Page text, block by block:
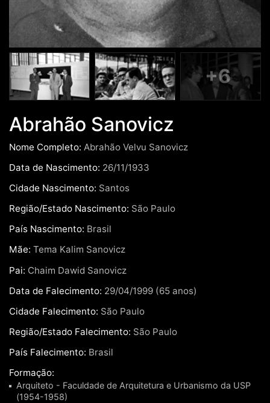
+6
Abrahão Sanovicz
Nome Completo: Abrahão Velvu Sanovicz
Data de Nascimento: 26/11/1933
Cidade Nascimento: Santos
Região/Estado Nascimento: São Paulo
País Nascimento: Brasil
Mãe: Tema Kalim Sanovicz
Pai: Chaim Dawid Sanovicz
Data de Falecimento: 29/04/1999 (65 anos)
Cidade Falecimento: São Paulo
Região/Estado Falecimento: São Paulo
País Falecimento: Brasil
Formação:
Arquiteto - Faculdade de Arquitetura e Urbanismo da USP
(1954-1958)